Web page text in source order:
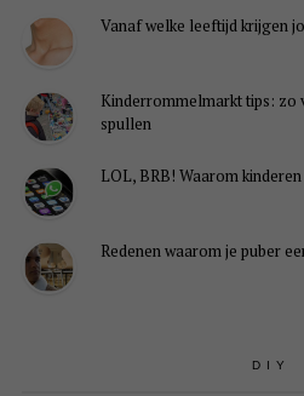
Vanaf welke leeftijd krijgen
Kinderrommelmarkt tips: zo
spullen
LOL, BRB! Waarom
Redenen waarom je puber
DIY